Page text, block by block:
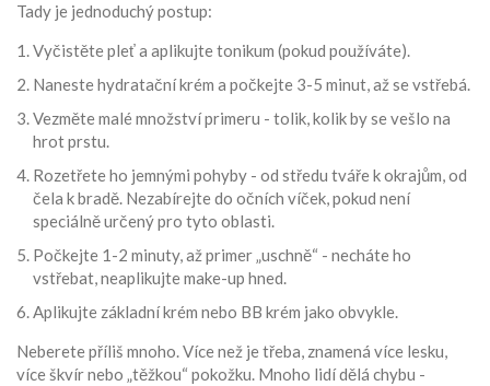
Tady je jednoduchý postup:
Vyčistěte pleť a aplikujte tonikum (pokud používáte).
Naneste hydratační krém a počkejte 3-5 minut, až se vstřebá.
Vezměte malé množství primeru - tolik, kolik by se vešlo na
hrot prstu.
Rozetřete ho jemnými pohyby - od středu tváře k okrajům, od
čela k bradě. Nezabírejte do očních víček, pokud není
speciálně určený pro tyto oblasti.
Počkejte 1-2 minuty, až primer „uschně“ - necháte ho
vstřebat, neaplikujte make-up hned.
Aplikujte základní krém nebo BB krém jako obvykle.
Neberete příliš mnoho. Více než je třeba, znamená více lesku,
více škvír nebo „těžkou“ pokožku. Mnoho lidí dělá chybu -